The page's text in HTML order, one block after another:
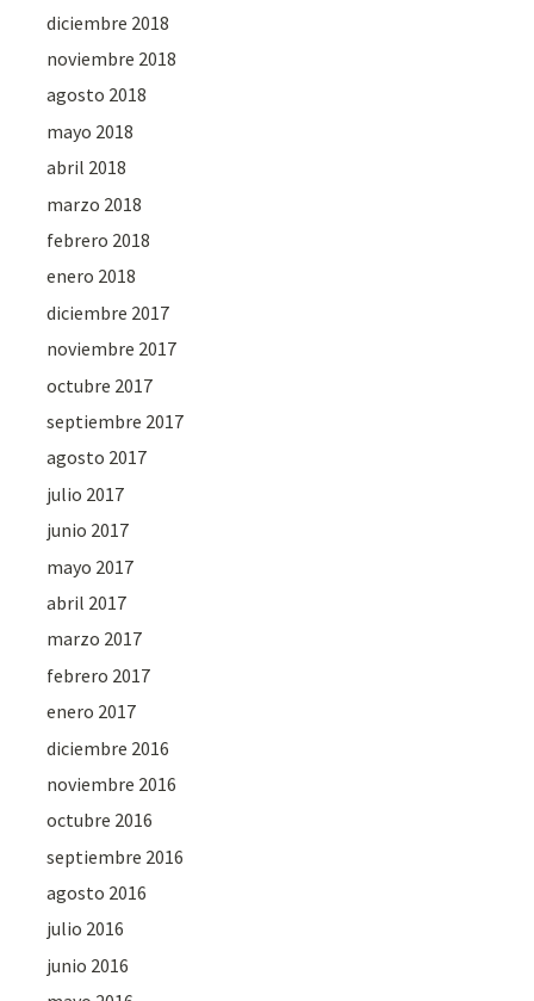
diciembre 2018
noviembre 2018
agosto 2018
mayo 2018
abril 2018
marzo 2018
febrero 2018
enero 2018
diciembre 2017
noviembre 2017
octubre 2017
septiembre 2017
agosto 2017
julio 2017
junio 2017
mayo 2017
abril 2017
marzo 2017
febrero 2017
enero 2017
diciembre 2016
noviembre 2016
octubre 2016
septiembre 2016
agosto 2016
julio 2016
junio 2016